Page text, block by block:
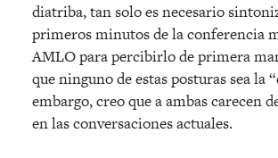
diatriba, tan solo es necesario
primeros minutos de la conferencia
AMLO para percibirlo de primera
que ninguno de estas posturas sea la
embargo, creo que a ambas carecen
en las conversaciones actuales.